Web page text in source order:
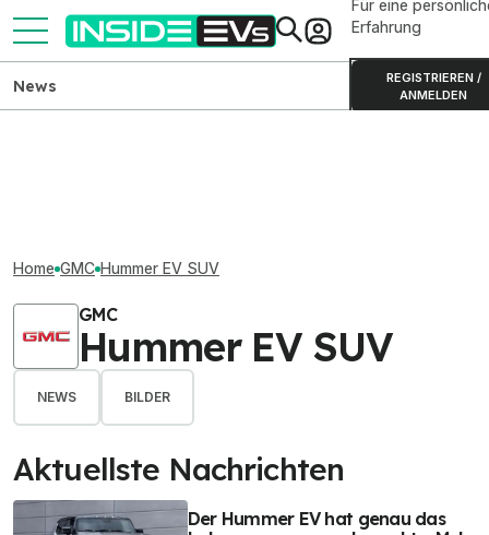
Für eine
Erfahrung
REGISTRIEREN /
ANMELDEN
News
Home GMC Hummer EV SUV
GMC
Hummer EV SUV
NEWS BILDER
Aktuellste Nachrichten
Der Hummer EV hat genau das